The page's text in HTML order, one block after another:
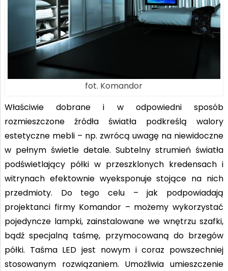
fot. Komandor
Właściwie dobrane i w odpowiedni sposób
rozmieszczone źródła światła podkreślą walory
estetyczne mebli – np. zwrócą uwagę na niewidoczne
w pełnym świetle detale. Subtelny strumień światła
podświetlający półki w przeszklonych kredensach i
witrynach efektownie wyeksponuje stojące na nich
przedmioty. Do tego celu – jak podpowiadają
projektanci firmy Komandor – możemy wykorzystać
pojedyncze lampki, zainstalowane we wnętrzu szafki,
bądź specjalną taśmę, przymocowaną do brzegów
półki. Taśma LED jest nowym i coraz powszechniej
stosowanym rozwiązaniem. Umożliwia umieszczenie